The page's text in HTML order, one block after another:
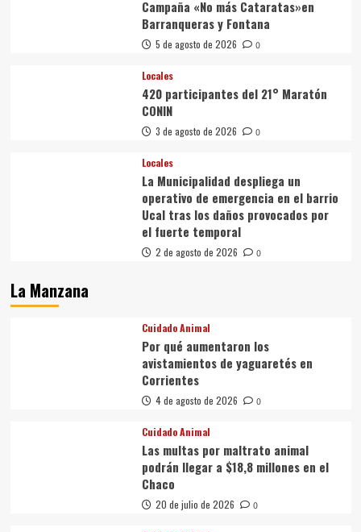
Campaña «No más Cataratas»en
Barranqueras y Fontana
5 de agosto de 2026 0
Locales
420 participantes del 21° Maratón
CONIN
3 de agosto de 2026 0
Locales
La Municipalidad despliega un
operativo de emergencia en el barrio
Ucal tras los daños provocados por
el fuerte temporal
2 de agosto de 2026 0
La Manzana
Cuidado Animal
Por qué aumentaron los
avistamientos de yaguaretés en
Corrientes
4 de agosto de 2026 0
Cuidado Animal
Las multas por maltrato animal
podrán llegar a $18,8 millones en el
Chaco
20 de julio de 2026 0